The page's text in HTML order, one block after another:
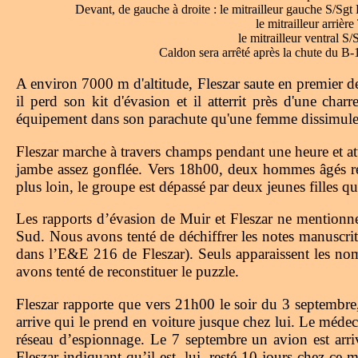
Devant, de gauche à droite : le mitrailleur gauche S/
le mitrailleur
le mitrailleur ventral S/
Caldon sera arrêté après la chute du
A environ 7000 m d'altitude, Fleszar saute en premier
il perd son kit d'évasion et il atterrit près d'une
équipement dans son parachute qu'une femme
Fleszar marche à travers champs pendant une heure
jambe assez gonflée. Vers 18h00, deux hommes
plus loin, le groupe est dépassé par deux jeunes filles
Les rapports d’évasion de Muir et Fleszar ne
Sud. Nous avons tenté de déchiffrer les notes
dans l’E&E 216 de Fleszar). Seuls apparaissent les
avons tenté de reconstituer le puzzle.
Fleszar rapporte que vers 21h00 le soir du 3
arrive qui le prend en voiture jusque chez lui. Le
réseau d’espionnage. Le 7 septembre un avion est